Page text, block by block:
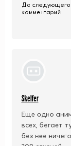
До следующего
комментарий
Skelfer
Еще одно
всех, бегает
без нее